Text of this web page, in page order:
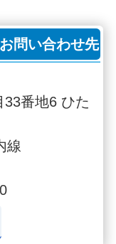
問い合わせ先
番地6 ひた
線